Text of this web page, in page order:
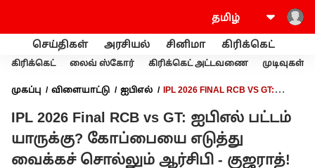
செய்திகள் அரசியல் சினிமா கிரிக்கெட்
கிரிக்கெட் லைவ் ஸ்கோர் கிரிக்கெட் அட்டவணை முடிவுகள்
முகப்பு விளையாட்டு ஐபிஎல்
IPL 2026 FINAL RCB VS GT:
ஆர்சிபி - குஜராத்! இன்னும் சற்று நேரத்தில் குஸ்தி!
IPL 2026 Final RCB vs GT: ஐபிஎல் பட்டம்
யாருக்கு? கோப்பையை எடுத்து
வைக்கச் சொல்லும் ஆர்சிபி - குஜராத்!